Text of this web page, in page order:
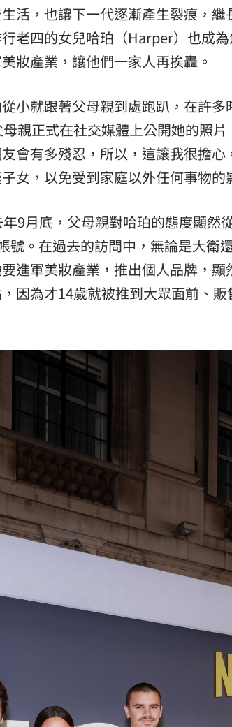
活，也讓下一代逐漸產生裂痕，
老四的女兒哈珀（Harper）也成
妝產業，讓他們一家人再挨轟。
小就跟著父母親到處跑趴，在許
親正式在社交媒體上公開她的照
會有多殘忍，所以，這讓我很擔
女，以免受到家庭以外任何事物的
9月底，父母親對哈珀的態度顯然
號。在過去的訪問中，無論是大衛
進軍美妝產業，推出個人品牌，
因為才14歲就被推到大眾面前、